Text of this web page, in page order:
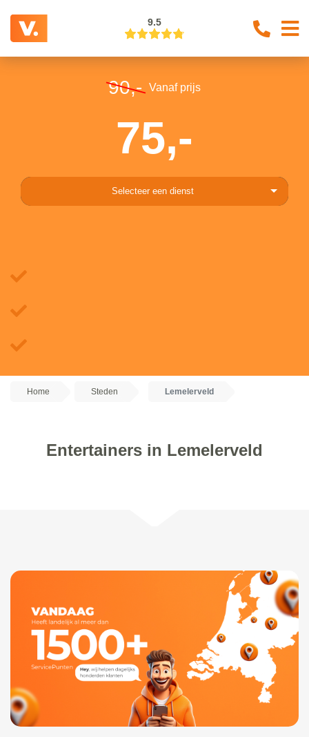
9.5
90,- Vanaf prijs
75,-
Selecteer een dienst
Home Steden Lemelerveld
Entertainers in Lemelerveld